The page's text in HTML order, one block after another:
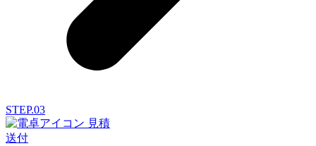
STEP.03
見積
送付